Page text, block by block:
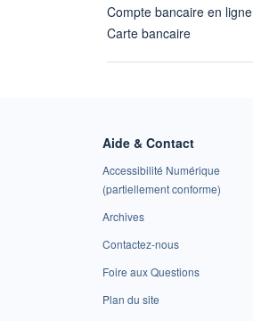
Compte bancaire en ligne
Carte bancaire
Aide & Contact
Accessibilité Numérique
(partiellement conforme)
Archives
Contactez-nous
Foire aux Questions
Plan du site